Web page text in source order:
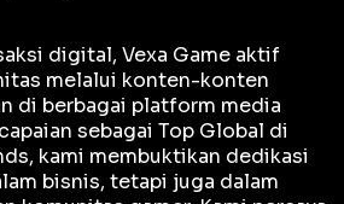
digital, Vexa Game aktif
melalui konten-konten
di berbagai platform media
sebagai Top Global di
kami membuktikan dedikasi
bisnis, tetapi juga dalam